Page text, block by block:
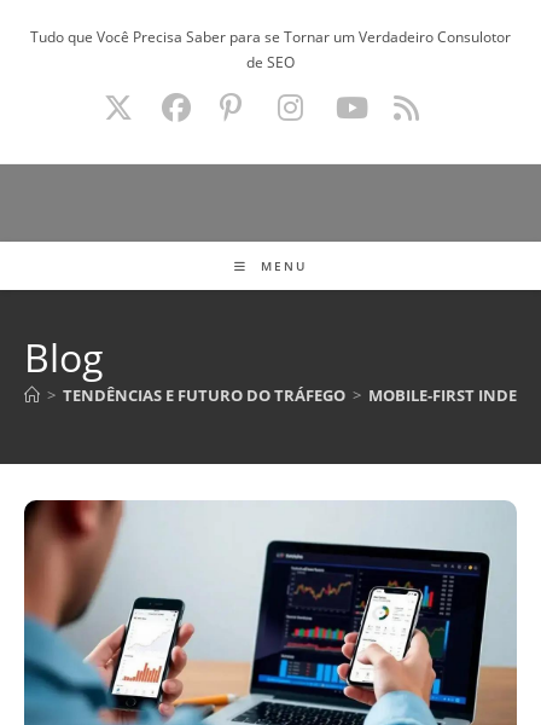
paraTudo que Você Precisa Saber para se Tornar um Verdadeiro Consulotor
de SEO
MENU
Blog
> TENDÊNCIAS E FUTURO DO TRÁFEGO > MOBILE-FIRST